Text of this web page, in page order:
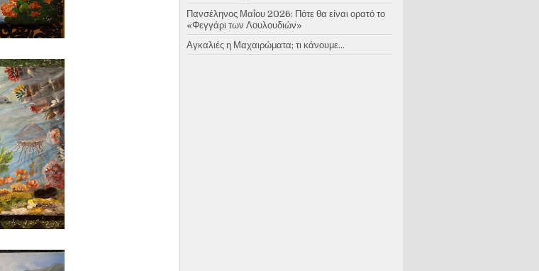
Πανσέληνος Μαΐου 2026: Πότε θα είναι ορατό το
«Φεγγάρι των Λουλουδιών»
Αγκαλιές η Μαχαιρώματα; τι κάνουμε...